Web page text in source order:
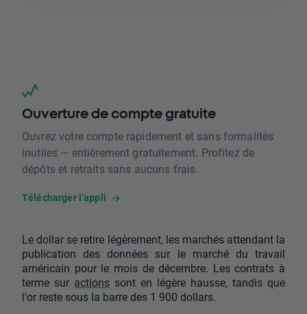
Ouverture de compte gratuite
Ouvrez votre compte rapidement et sans formalités
inutiles — entièrement gratuitement. Profitez de
dépôts et retraits sans aucuns frais.
Télécharger l’appli
Le dollar se retire légèrement, les marchés attendant la
publication des données sur le marché du travail
américain pour le mois de décembre. Les contrats à
terme sur actions sont en légère hausse, tandis que
l'or reste sous la barre des 1 900 dollars.